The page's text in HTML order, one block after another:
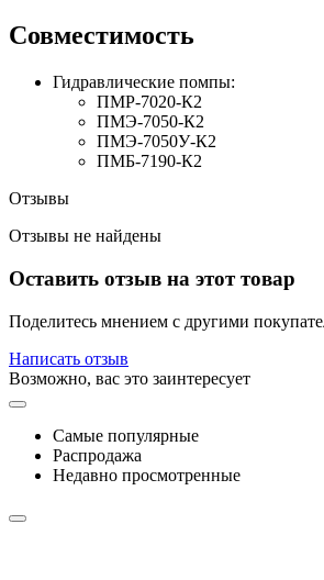
Совместимость
Гидравлические помпы:
ПМР-7020-К2
ПМЭ-7050-К2
ПМЭ-7050У-К2
ПМБ-7190-К2
Отзывы
Отзывы не найдены
Оставить отзыв на этот товар
Поделитесь мнением с другими
Написать отзыв
Возможно, вас это заинтересует
Самые популярные
Распродажа
Недавно просмотренные